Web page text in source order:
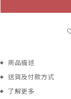
商品描述
送貨及付款方式
了解更多